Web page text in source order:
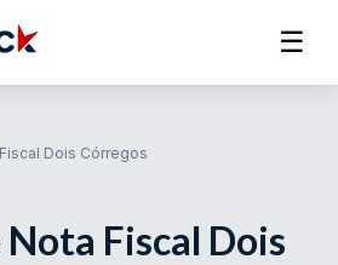
☰
Dois Córregos
Fiscal Dois